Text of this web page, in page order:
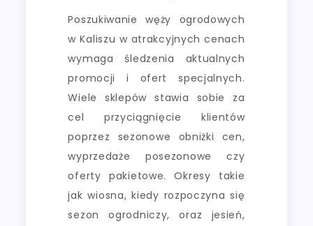
Poszukiwanie węży ogrodowych
w Kaliszu w atrakcyjnych cenach
wymaga śledzenia aktualnych
promocji i ofert specjalnych.
Wiele sklepów stawia sobie za
cel przyciągnięcie klientów
poprzez sezonowe obniżki cen,
wyprzedaże posezonowe czy
oferty pakietowe. Okresy takie
jak wiosna, kiedy rozpoczyna się
sezon ogrodniczy, oraz jesień,